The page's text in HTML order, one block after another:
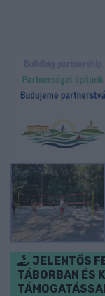
JELENTŐS
TÁBORBAN ÉS